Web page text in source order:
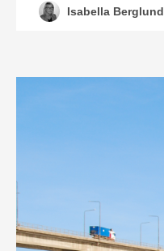
Tommy Pettersson
Isabella Berglund